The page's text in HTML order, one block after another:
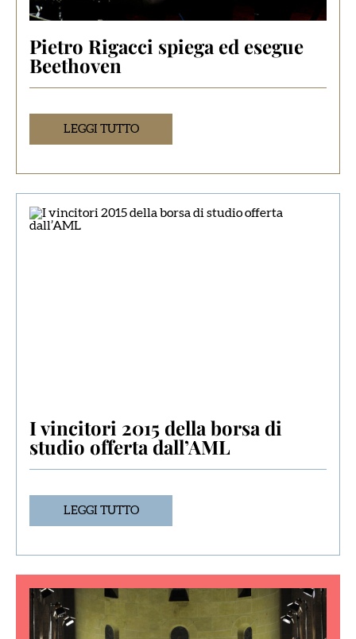
Pietro Rigacci spiega ed esegue
Beethoven
LEGGI TUTTO
I vincitori 2015 della borsa di
studio offerta dall’AML
LEGGI TUTTO